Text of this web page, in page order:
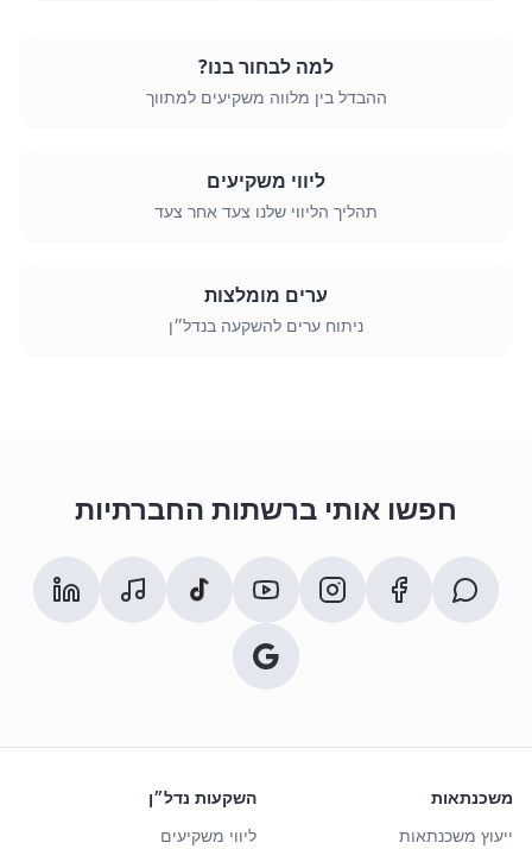
למה לבחור בנו?
ההבדל בין מלווה משקיעים למתווך
ליווי משקיעים
תהליך הליווי שלנו צעד אחר צעד
ערים מומלצות
ניתוח ערים להשקעה בנדל״ן
חפשו אותי ברשתות החברתיות
משכנתאות
ייעוץ משכנתאות
השקעות נדל״ן
ליווי משקיעים